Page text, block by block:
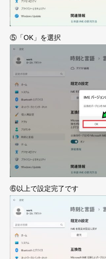
⑤「OK」を選択
⑥以上で設定完了です